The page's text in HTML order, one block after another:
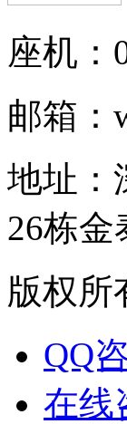
座机：
邮箱：
地址：
26栋金
版权所
QQ
在线